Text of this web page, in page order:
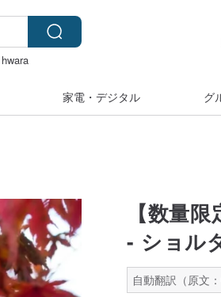
hwara
家電・デジタル グ
【数量
- ショル
自動翻訳（原文